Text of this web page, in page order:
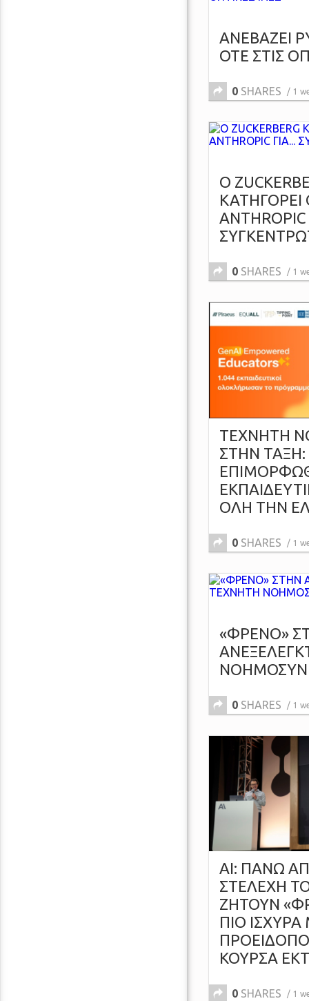
ΑΝΕΒΑΖΕΙ
ΟΤΕ ΣΤΙΣ
0 SHARES 1
O
ΚΑΤΗΓΟΡΕΙ
ANTHROPIC
0 SHARES 1
ΤΕΧΝΗΤΗ
ΣΤΗΝ ΤΑΞΗ:
ΟΛΗ ΤΗΝ
0 SHARES 1
«ΦΡΕΝΟ»
0 SHARES 1
AI: ΠΑΝΩ
ΣΤΕΛΕΧΗ
ΖΗΤΟΥΝ
ΠΙΟ
ΚΟΥΡΣΑ
0 SHARES 1